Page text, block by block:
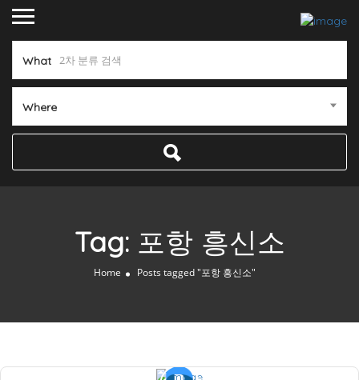
What
Where
Tag: 포항 흥신소
Home Posts tagged "포항 흥신소"